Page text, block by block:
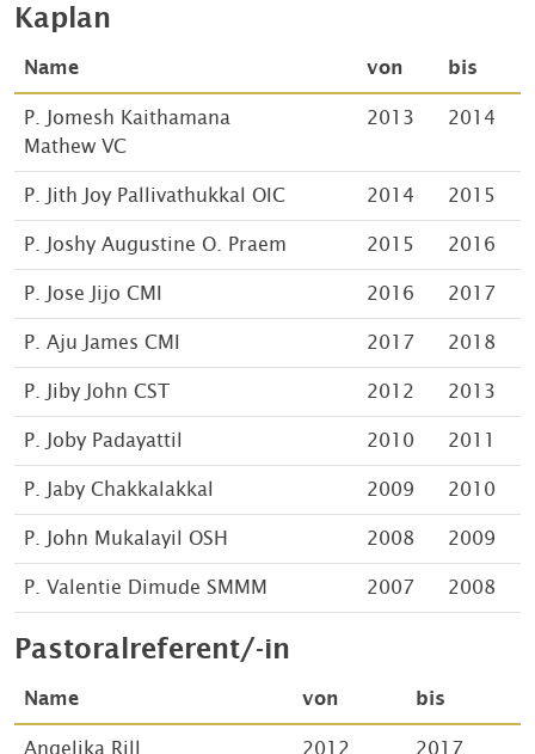
Kaplan
Name von bis
P. Jomesh Kaithamana
Mathew VC
2013 2014
P. Jith Joy Pallivathukkal OIC 2014 2015
P. Joshy Augustine O. Praem 2015 2016
P. Jose Jijo CMI 2016 2017
P. Aju James CMI 2017 2018
P. Jiby John CST 2012 2013
P. Joby Padayattil 2010 2011
P. Jaby Chakkalakkal 2009 2010
P. John Mukalayil OSH 2008 2009
P. Valentie Dimude SMMM 2007 2008
Pastoralreferent/-in
Name von bis
Angelika Rill 2012 2017